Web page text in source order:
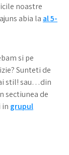
noastre
abia la al 5-
si pe
Sunteti de
stil! sau…din
sectiunea de
in grupul